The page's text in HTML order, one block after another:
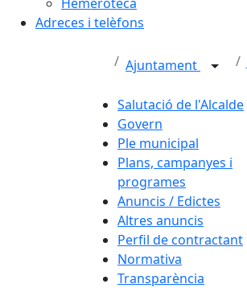
Adreces i telèfons
Ajuntament
Salutació de l'Alcalde
Govern
Ple municipal
Plans, campanyes i
programes
Anuncis / Edictes
Altres anuncis
Perfil de contractant
Normativa
Transparència